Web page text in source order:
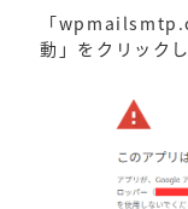
「
動」をクリック